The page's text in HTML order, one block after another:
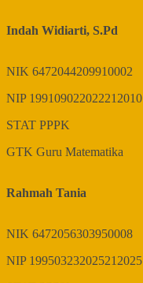
Indah Widiarti, S.Pd
NIK 6472044209910002
NIP 199109022022212010
STAT PPPK
GTK Guru Matematika
Rahmah Tania
NIK 6472056303950008
NIP 199503232025212025